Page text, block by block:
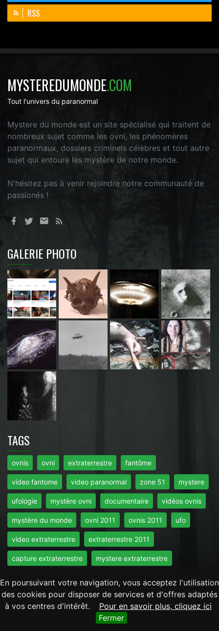
En poursuivant votre navigation, vous acceptez l'utilisation
des cookies pour disposer de services et d'offres adaptés
à vos centres d'intérêt.
Pour en savoir plus, cliquez ici
Fermer
RSS
MYSTEREDUMONDE.COM
Tout l'univers du paranormal
Mystere du monde est un site spécialisé qui traitent de
nombreux sujet comme les ovni, les phénomères
paranormaux, dossiers criminels célèbres et tout autre
sujet qui entoure les mystère de notre monde.
N'hésitez pas à venir rejoindre notre communauté de
passionés !
GALERIE PHOTO
TAGS
ovnis ovni extraterrestre fantôme
video fantome video paranormal zone 51 mystere
ufologie mystère ovni documentaire vidéos ovnis
mystère du monde ovni 2011 ovnis 2011 ufo
video extraterrestre extraterrestre 2011
capture extraterrestre mystere extraterrestre
NAVIGATION
Mentions Légales-RGPD-Contact